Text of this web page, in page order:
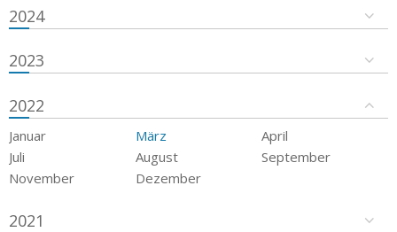
2024
2023
2022
Januar März
April
Juli
August
September
November
Dezember
2021